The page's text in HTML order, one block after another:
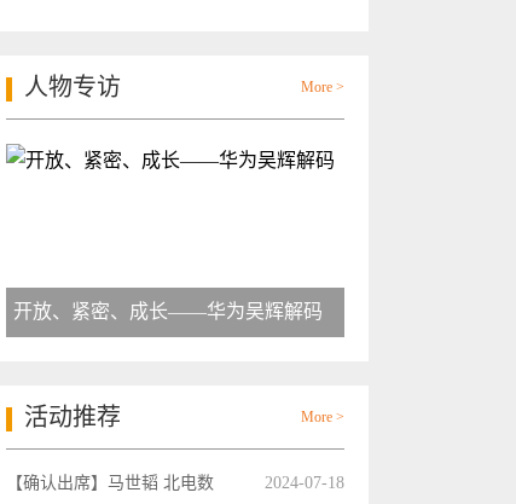
人物专访 More >
开放、紧密、成长——华为吴辉解码
活动推荐 More >
【确认出席】马世韬 北电数 2024-07-18